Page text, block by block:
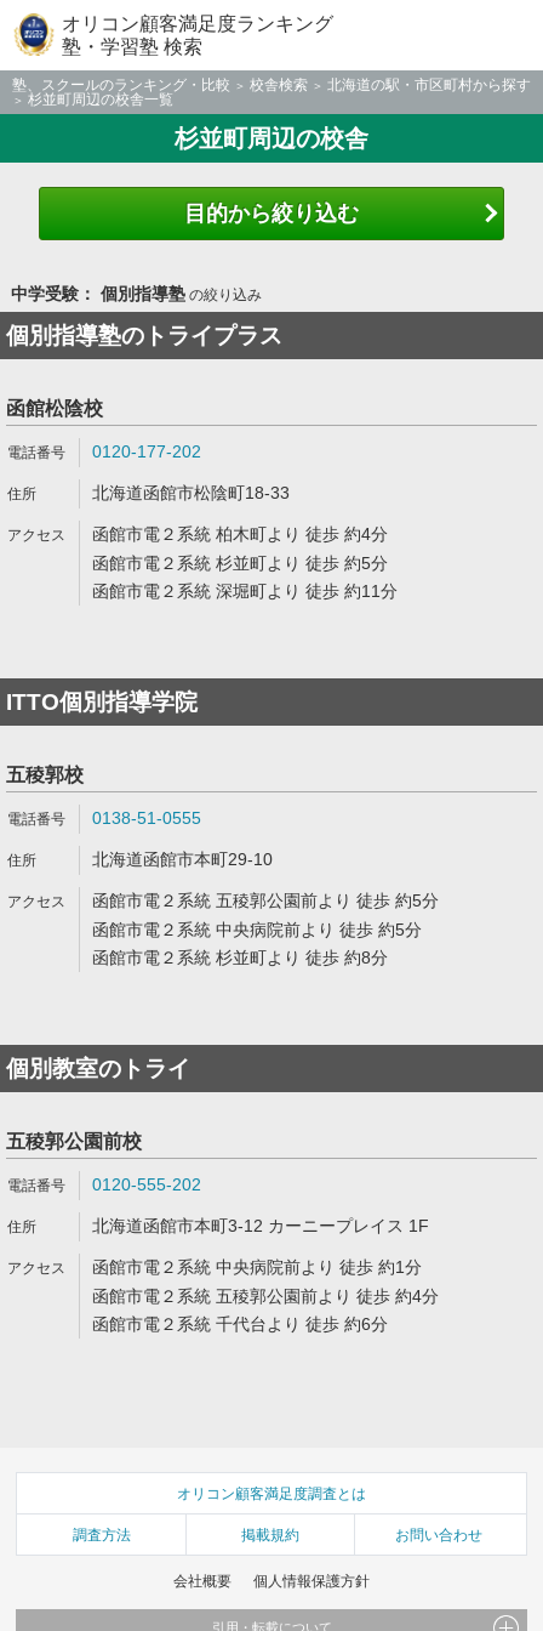
オリコン顧客満足度ランキング
塾・学習塾 検索
塾、スクールのランキング・比較 校舎検索
北海道の駅・市区町村から探す
杉並町周辺の校舎一覧
杉並町周辺の校舎
目的から絞り込む
中学受験： 個別指導塾の絞り込み
個別指導塾のトライプラス
函館松陰校
0120-177-202
北海道函館市松陰町18-33
函館市電２系統 柏木町より 徒歩 約4分
函館市電２系統 杉並町より 徒歩 約5分
函館市電２系統 深堀町より 徒歩 約11分
ITTO個別指導学院
五稜郭校
0138-51-0555
北海道函館市本町29-10
函館市電２系統 五稜郭公園前より 徒歩 約5分
函館市電２系統 中央病院前より 徒歩 約5分
函館市電２系統 杉並町より 徒歩 約8分
個別教室のトライ
五稜郭公園前校
0120-555-202
北海道函館市本町3-12 カーニープレイス 1F
函館市電２系統 中央病院前より 徒歩 約1分
函館市電２系統 五稜郭公園前より 徒歩 約4分
函館市電２系統 千代台より 徒歩 約6分
オリコン顧客満足度調査とは
調査方法 掲載規約 お問い合わせ
会社概要 個人情報保護方針
引用・転載について